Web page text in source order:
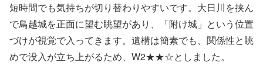
短時間でも気持ちが切り替わりやすいです。大日川を挟ん
で鳥越城を正面に望む眺望があり、「附け城」という位置
づけが視覚で入ってきます。遺構は簡素でも、関係性と眺
めで没入が立ち上がるため、W2★★☆としました。